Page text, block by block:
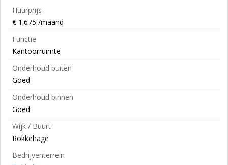
Huurprijs
€ 1.675 /maand
Functie
Kantoorruimte
Onderhoud buiten
Goed
Onderhoud binnen
Goed
Wijk / Buurt
Rokkehage
Bedrijventerrein